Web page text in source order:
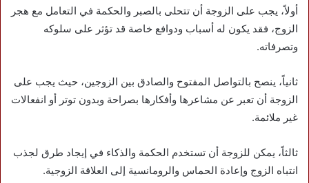
أولاً، يجب على الزوجة أن تتحلى بالصبر والحكمة في التعامل مع هجر
الزوج، فقد يكون له أسباب ودوافع خاصة قد تؤثر على سلوكه
وتصرفاته.
ثانياً، ينصح بالتواصل المفتوح والصادق بين الزوجين، حيث يجب على
الزوجة أن تعبر عن مشاعرها وأفكارها بصراحة وبدون توتر أو انفعالات
غير ملائمة.
ثالثاً، يمكن للزوجة أن تستخدم الحكمة والذكاء في إيجاد طرق لجذب
انتباه الزوج وإعادة الحماس والرومانسية إلى العلاقة الزوجية.